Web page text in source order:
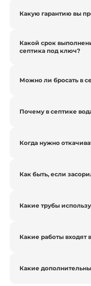
Какую гарантию вы
Какой срок
септика под ключ?
Можно ли бросать в
Почему в септике
Когда нужно
Как быть, если
Какие трубы
Какие работы входят
Какие